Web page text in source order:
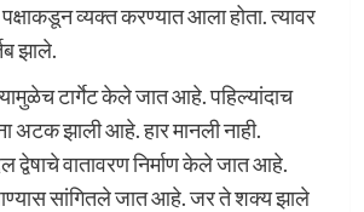
पक्षाकडून व्यक्त करण्यात आला होता. त्यावर
झाले.
टार्गेट केले जात आहे. पहिल्यांदाच
अटक झाली आहे. हार मानली नाही.
द्वेषाचे वातावरण निर्माण केले जात आहे.
सांगितले जात आहे. जर ते शक्य झाले